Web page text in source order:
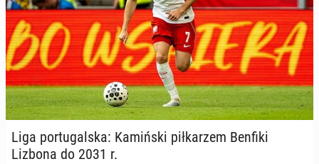
Liga por­tu­gal­ska: Ka­miń­ski pił­ka­rzem Benfiki
Lizbona do 2031 r.